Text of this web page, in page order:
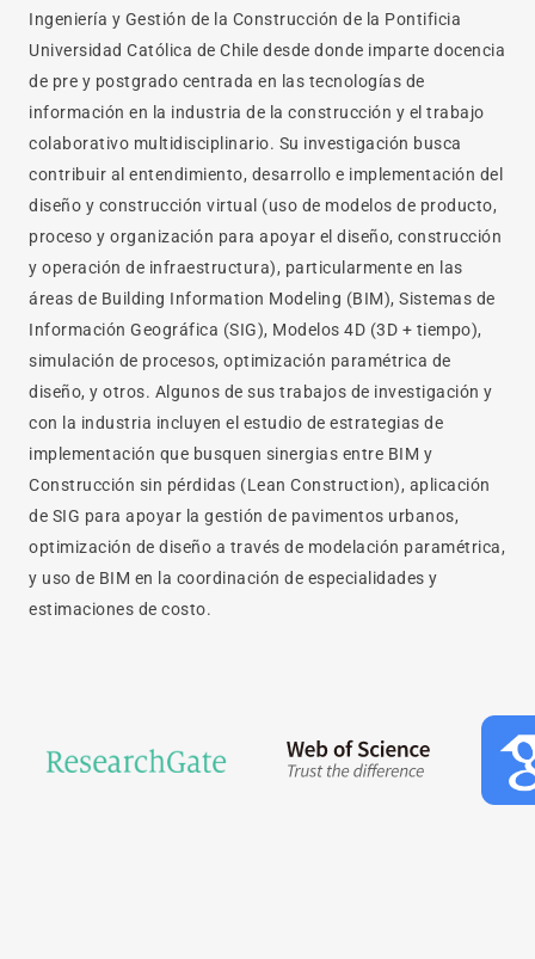
Ingeniería y Gestión de la Construcción de la Pontificia
Universidad Católica de Chile desde donde imparte docencia
de pre y postgrado centrada en las tecnologías de
información en la industria de la construcción y el trabajo
colaborativo multidisciplinario. Su investigación busca
contribuir al entendimiento, desarrollo e implementación del
diseño y construcción virtual (uso de modelos de producto,
proceso y organización para apoyar el diseño, construcción
y operación de infraestructura), particularmente en las
áreas de Building Information Modeling (BIM), Sistemas de
Información Geográfica (SIG), Modelos 4D (3D + tiempo),
simulación de procesos, optimización paramétrica de
diseño, y otros. Algunos de sus trabajos de investigación y
con la industria incluyen el estudio de estrategias de
implementación que busquen sinergias entre BIM y
Construcción sin pérdidas (Lean Construction), aplicación
de SIG para apoyar la gestión de pavimentos urbanos,
optimización de diseño a través de modelación paramétrica,
y uso de BIM en la coordinación de especialidades y
estimaciones de costo.